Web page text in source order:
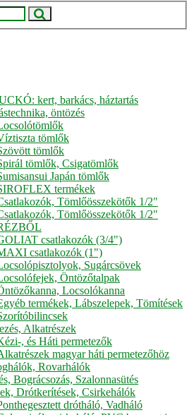
kert, barkács, háztartás
öntözés
tömlők
tömlők
tömlők, Csigatömlők
Japán tömlők
termékek
Tömlőösszekötők 1/2"
Tömlőösszekötők 1/2"
csatlakozók (3/4")
csatlakozók (1")
Sugárcsövek
Öntözőtalpak
Locsolókanna
termékek, Lábszelepek, Tömítések
Alkatrészek
, és Háti permetezők
magyar háti permetezőhöz
Rovarhálók
Bográcsozás, Szalonnasütés
Drótkerítések, Csirkehálók
drótháló, Vadháló